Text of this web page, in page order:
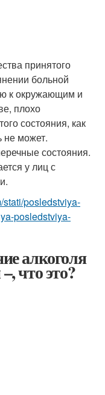
принятого
больной
к окружающим и
плохо
состояния, как
не может.
состояния.
у лиц с
stati/posledstviya-
posledstviya-
алкоголя
что это?